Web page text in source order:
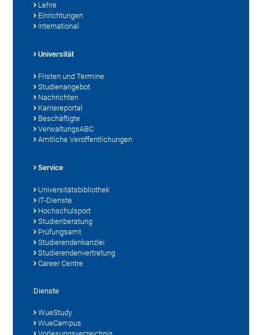
Lehre
Einrichtungen
International
Universität
Fristen und Termine
Studienangebot
Nachrichten
Karriereportal
Beschäftigte
VerwaltungsABC
Amtliche Veröffentlichungen
Service
Universitätsbibliothek
IT-Dienste
Hochschulsport
Studienberatung
Prüfungsamt
Studierendenkanzlei
Studierendenvertretung
Career Centre
Dienste
WueStudy
WueCampus